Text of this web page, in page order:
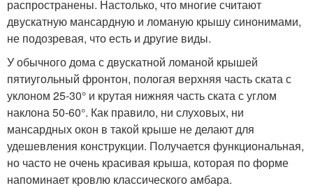
распространены. Настолько, что многие считают
двускатную мансардную и ломаную крышу синонимами,
не подозревая, что есть и другие виды.
У обычного дома с двускатной ломаной крышей
пятиугольный фронтон, пологая верхняя часть ската с
уклоном 25-30° и крутая нижняя часть ската с углом
наклона 50-60°. Как правило, ни слуховых, ни
мансардных окон в такой крыше не делают для
удешевления конструкции. Получается функциональная,
но часто не очень красивая крыша, которая по форме
напоминает кровлю классического амбара.